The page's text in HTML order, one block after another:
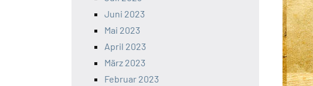
Juni 2023
Mai 2023
April 2023
März 2023
Februar 2023